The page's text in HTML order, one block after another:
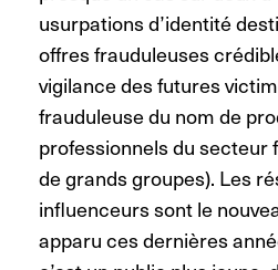
usurpations d’identité
offres frauduleuses
vigilance des futures
frauduleuse du nom de
professionnels du secteur
de grands groupes). Les
influenceurs sont le
apparu ces dernières